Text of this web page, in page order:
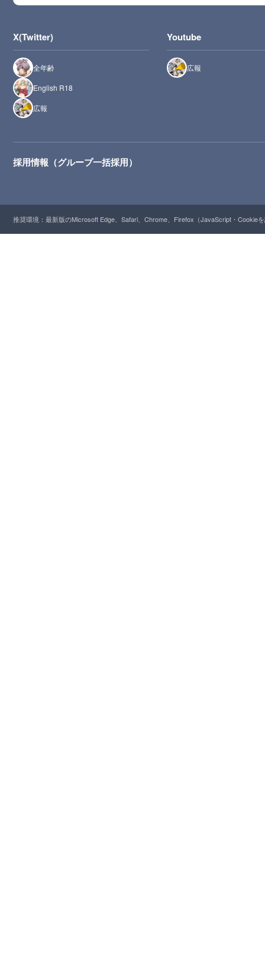
X(Twitter)
全年齢
English R18
広報
Youtube
広報
採用情報（グループ一括採用）
推奨環境：最新版のMicrosoft Edge、Safari、Chrome、Firefox（JavaScript・Cookie